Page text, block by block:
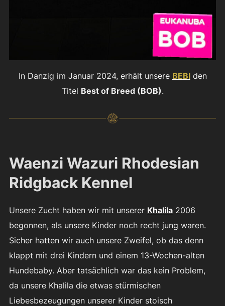
In Danzig im Januar 2024, erhält unsere BEBIden
Titel Best of Breed (BOB).
Waenzi Wazuri Rhodesian
Ridgback Kennel
Unsere Zucht haben wir mit unserer Khalila2006
begonnen, als unsere Kinder noch recht jung waren.
Sicher hatten wir auch unsere Zweifel, ob das denn
klappt mit drei Kindern und einem 13-Wochen-alten
Hundebaby. Aber tatsächlich war das kein Problem,
da unsere Khalila die etwas stürmischen
Liebesbezeugungen unserer Kinder stoisch